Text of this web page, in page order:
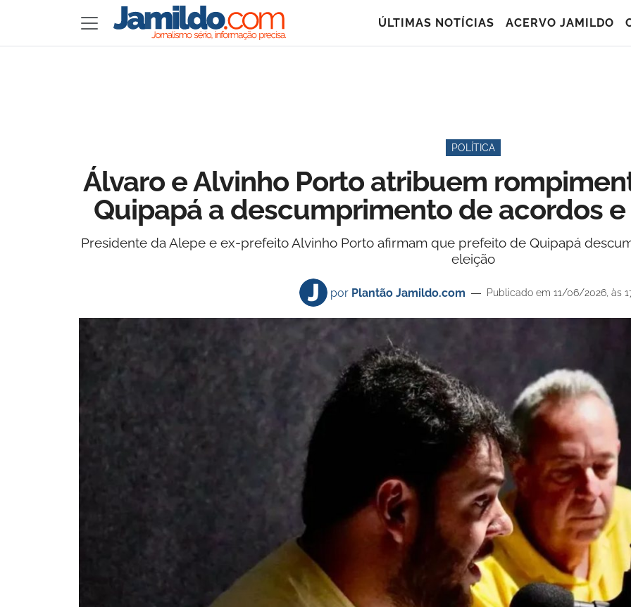
ÚLTIMAS NOTÍCIAS ACERVO JAMILDO
POLÍTICA
Álvaro e Alvinho Porto atribuem
Quipapá a descumprimento de acordos
Presidente da Alepe e ex-prefeito Alvinho Porto afirmam que prefeito de Quipapá
eleição
por Plantão Jamildo.com Publicado em 11/06/2026, às